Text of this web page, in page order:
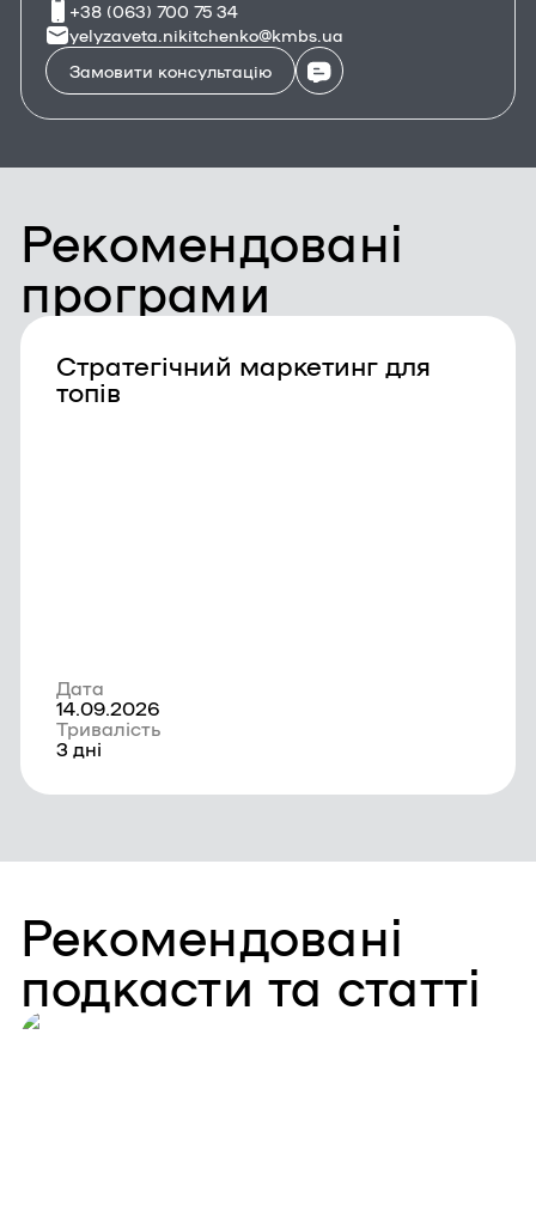
+38 (063) 700 75 34
yelyzaveta.nikitchenko@kmbs.ua
Замовити консультацію
Рекомендовані
програми
Стратегічний маркетинг для
топів
Дата
14.09.2026
Тривалість
3 дні
Рекомендовані
подкасти та статті